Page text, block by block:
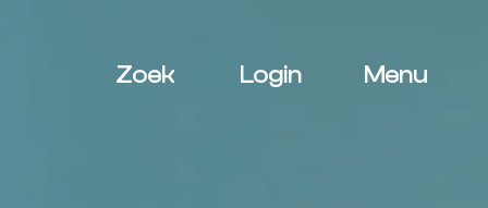
Zoek Login Menu